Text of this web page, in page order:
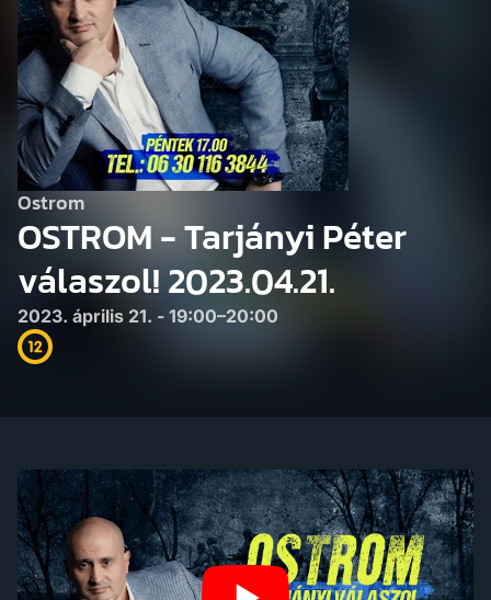
Műsor
Hírek
Ostrom
OSTROM - Tarjányi Péter
válaszol! 2023.04.21.
2023. április 21. - 19:00–20:00